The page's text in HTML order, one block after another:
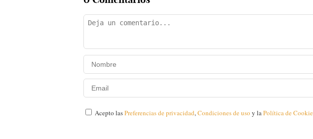
Acepto lasPreferencias de privacidad,Condiciones de usoy laPolítica de